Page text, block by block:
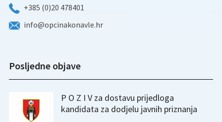
+385 (0)20 478401
info@opcinakonavle.hr
Posljedne objave
P O Z I V za dostavu prijedloga
kandidata za dodjelu javnih priznanja